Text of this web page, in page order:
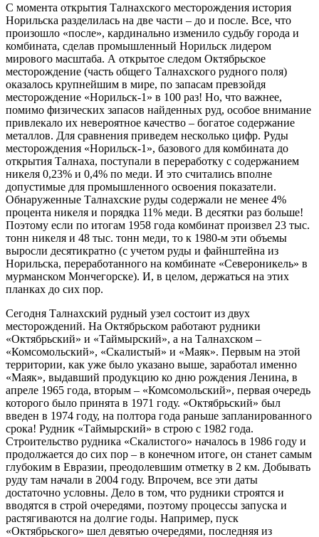
С момента открытия Талнахского месторождения история
Норильска разделилась на две части – до и после. Все, что
произошло «после», кардинально изменило судьбу города и
комбината, сделав промышленный Норильск лидером
мирового масштаба. А открытое следом Октябрьское
месторождение (часть общего Талнахского рудного поля)
оказалось крупнейшим в мире, по запасам превзойдя
месторождение «Норильск-1» в 100 раз! Но, что важнее,
помимо физических запасов найденных руд, особое внимание
привлекало их невероятное качество – богатое содержание
металлов. Для сравнения приведем несколько цифр. Руды
месторождения «Норильск-1», базового для комбината до
открытия Талнаха, поступали в переработку с содержанием
никеля 0,23% и 0,4% по меди. И это считались вполне
допустимые для промышленного освоения показатели.
Обнаруженные Талнахские руды содержали не менее 4%
процента никеля и порядка 11% меди. В десятки раз больше!
Поэтому если по итогам 1958 года комбинат произвел 23 тыс.
тонн никеля и 48 тыс. тонн меди, то к 1980-м эти объемы
выросли десятикратно (с учетом руды и файнштейна из
Норильска, переработанного на комбинате «Североникель» в
мурманском Мончегорске). И, в целом, держаться на этих
планках до сих пор.
Сегодня Талнахский рудный узел состоит из двух
месторождений. На Октябрьском работают рудники
«Октябрьский» и «Таймырский», а на Талнахском –
«Комсомольский», «Скалистый» и «Маяк». Первым на этой
территории, как уже было указано выше, заработал именно
«Маяк», выдавший продукцию ко дню рождения Ленина, в
апреле 1965 года, вторым – «Комсомольский», первая очередь
которого было принята в 1971 году. «Октябрьский» был
введен в 1974 году, на полтора года раньше запланированного
срока! Рудник «Таймырский» в строю с 1982 года.
Строительство рудника «Скалистого» началось в 1986 году и
продолжается до сих пор – в конечном итоге, он станет самым
глубоким в Евразии, преодолевшим отметку в 2 км. Добывать
руду там начали в 2004 году. Впрочем, все эти даты
достаточно условны. Дело в том, что рудники строятся и
вводятся в строй очередями, поэтому процессы запуска и
растягиваются на долгие годы. Например, пуск
«Октябрьского» шел девятью очередями, последняя из